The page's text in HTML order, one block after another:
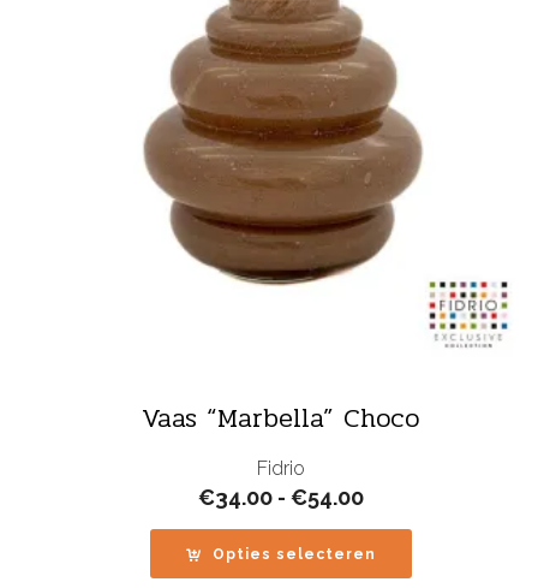
Vaas “Marbella” Choco
Fidrio
€34.00 - €54.00Prijsklasse:
tot
€54.00
Opties selecteren